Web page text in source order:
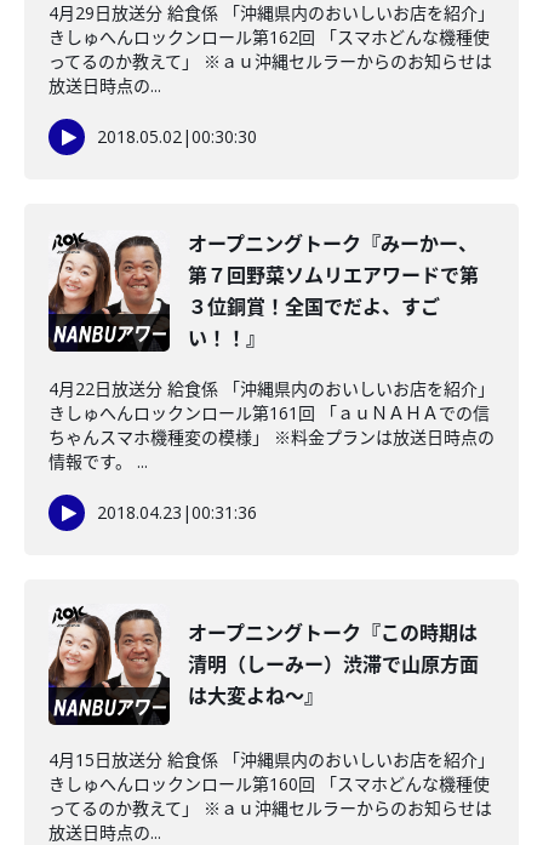
4月29日放送分 給食係 「沖縄県内のおいしいお店を紹介」
きしゅへんロックンロール第162回 「スマホどんな機種使
ってるのか教えて」 ※ａｕ沖縄セルラーからのお知らせは
放送日時点の...
2018.05.02|00:30:30
オープニングトーク『みーかー、
第７回野菜ソムリエアワードで第
３位銅賞！全国でだよ、すご
い！！』
4月22日放送分 給食係 「沖縄県内のおいしいお店を紹介」
きしゅへんロックンロール第161回 「ａｕＮＡＨＡでの信
ちゃんスマホ機種変の模様」 ※料金プランは放送日時点の
情報です。 ...
2018.04.23 |00:31:36
オープニングトーク『この時期は
清明（しーみー）渋滞で山原方面
は大変よね～』
4月15日放送分 給食係 「沖縄県内のおいしいお店を紹介」
きしゅへんロックンロール第160回 「スマホどんな機種使
ってるのか教えて」 ※ａｕ沖縄セルラーからのお知らせは
放送日時点の...